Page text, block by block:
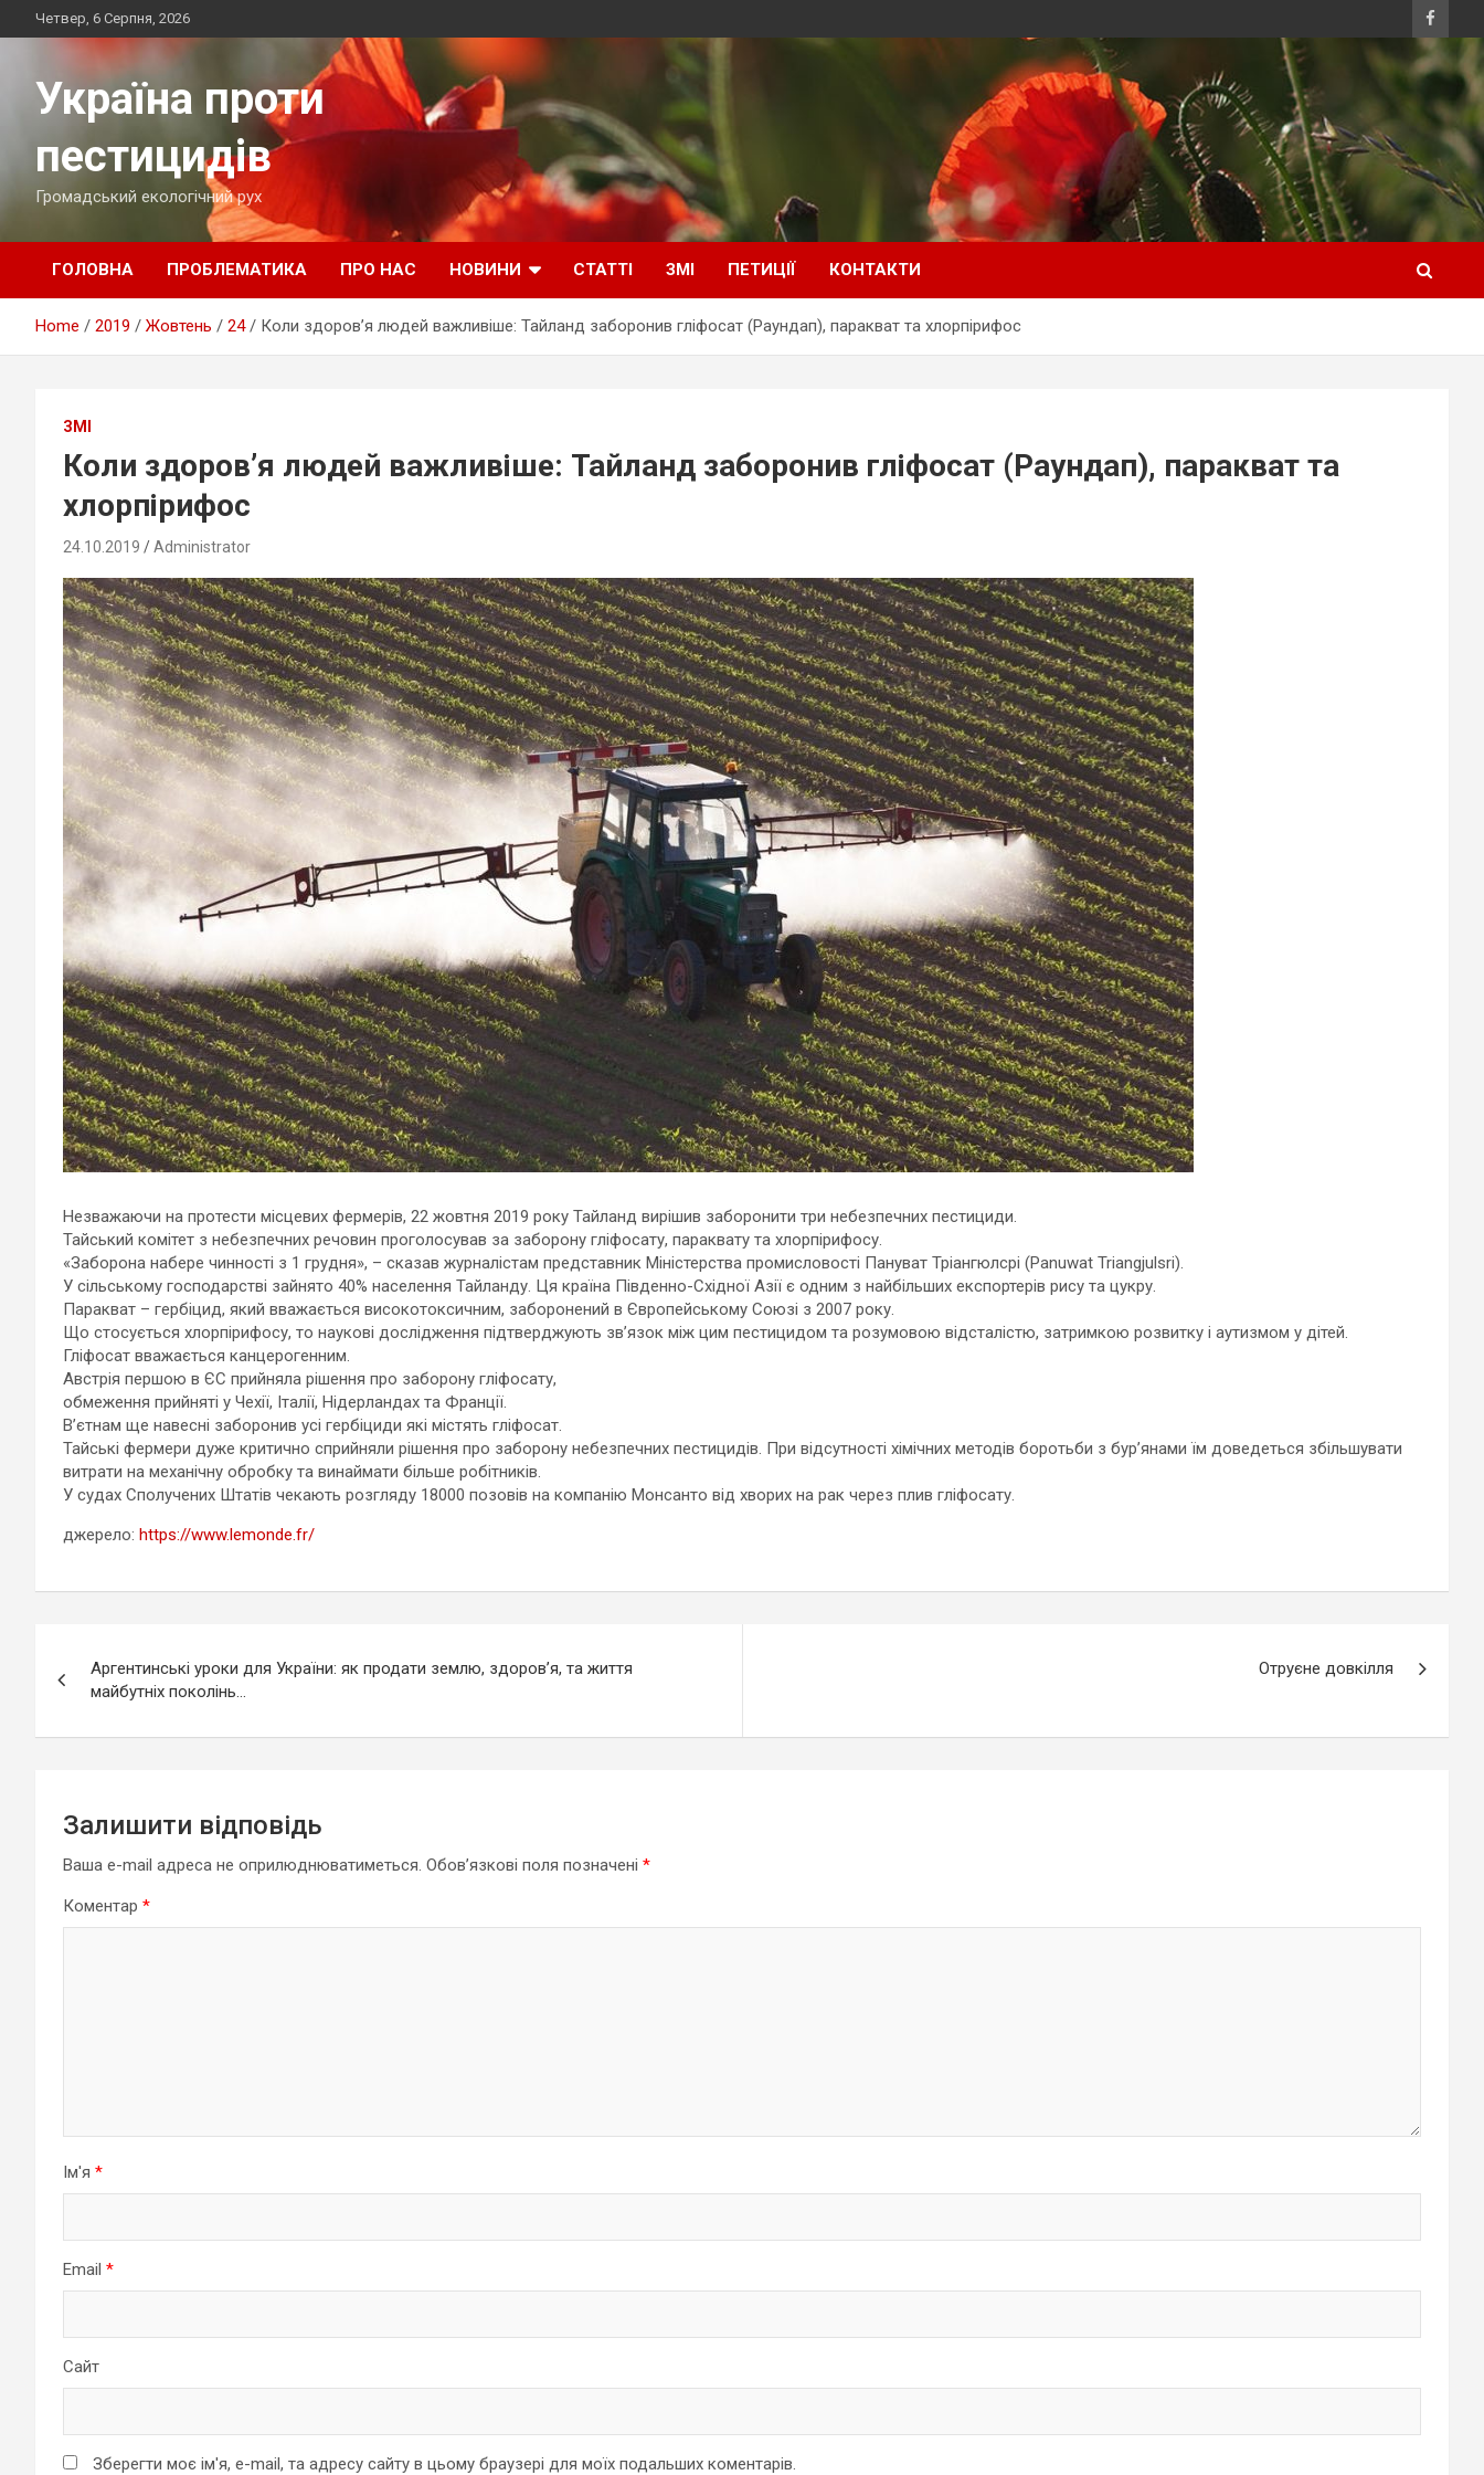
to
Четвер, 6 Серпня, 2026
Україна проти
пестицидів
Громадський екологічний рух
ГОЛОВНА ПРОБЛЕМАТИКА ПРО НАС НОВИНИ СТАТТІ ЗМІ ПЕТИЦІЇ КОНТАКТИ
Home 2019 Жовтень 24 Коли здоров’я людей важливіше: Тайланд заборонив гліфосат (Раундап), паракват та хлорпірифос
ЗМІ
Коли здоров’я людей важливіше: Тайланд заборонив гліфосат (Раундап), паракват та
хлорпірифос
24.10.2019 Administrator
Незважаючи на протести місцевих фермерів, 22 жовтня 2019 року Тайланд вирішив заборонити три небезпечних пестициди.
Тайський комітет з небезпечних речовин проголосував за заборону гліфосату, параквату та хлорпірифосу.
«Заборона набере чинності з 1 грудня», – сказав журналістам представник Міністерства промисловості Пануват Тріангюлсрі (Panuwat Triangjulsri).
У сільському господарстві зайнято 40% населення Тайланду. Ця країна Південно-Східної Азії є одним з найбільших експортерів рису та цукру.
Паракват – гербіцид, який вважається високотоксичним, заборонений в Європейському Союзі з 2007 року.
Що стосується хлорпірифосу, то наукові дослідження підтверджують зв’язок між цим пестицидом та розумовою відсталістю, затримкою розвитку і аутизмом у дітей.
Гліфосат вважається канцерогенним.
Австрія першою в ЄС прийняла рішення про заборону гліфосату,
обмеження прийняті у Чехії, Італії, Нідерландах та Франції.
В’єтнам ще навесні заборонив усі гербіциди які містять гліфосат.
Тайські фермери дуже критично сприйняли рішення про заборону небезпечних пестицидів. При відсутності хімічних методів боротьби з бур’янами їм доведеться збільшувати
витрати на механічну обробку та винаймати більше робітників.
У судах Сполучених Штатів чекають розгляду 18000 позовів на компанію Монсанто від хворих на рак через плив гліфосату.
джерело: https://www.lemonde.fr/
записів
Аргентинські уроки для України: як продати землю, здоров’я, та життя
майбутніх поколінь…
Отруєне довкілля
Залишити відповідь
Ваша e-mail адреса не оприлюднюватиметься. Обов’язкові поля позначені *
Коментар *
Ім'я *
Email *
Сайт
Зберегти моє ім'я, e-mail, та адресу сайту в цьому браузері для моїх подальших коментарів.